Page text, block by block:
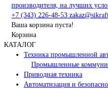
+7 (343) 226-48-53
Ваша корзина пуста!
Корзина
КАТАЛОГ
Техника промышленной
Промышленные
Приводная техника
Автоматизация и